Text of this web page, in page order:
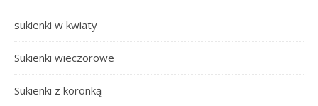
sukienki w kwiaty
Sukienki wieczorowe
Sukienki z koronką